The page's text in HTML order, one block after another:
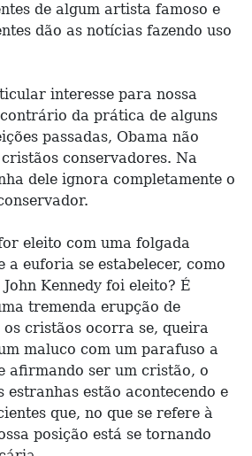
de algum artista famoso e
dão as notícias fazendo uso
interesse para nossa
da prática de alguns
passadas, Obama não
conservadores. Na
dele ignora completamente o
eleito com uma folgada
a euforia se estabelecer, como
Kennedy foi eleito? É
tremenda erupção de
cristãos ocorra se, queira
maluco com um parafuso a
afirmando ser um cristão, o
estranhas estão acontecendo e
que, no que se refere à
posição está se tornando